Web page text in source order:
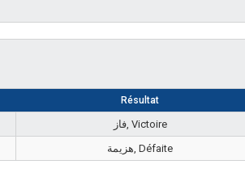
Résultat
فاز, Victoire
هزيمة, Défaite